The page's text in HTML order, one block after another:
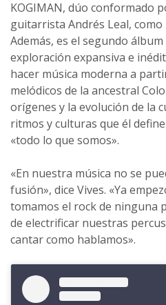
KOGIMAN, dúo conformado
guitarrista Andrés Leal,
Además, es el segundo álbum
exploración expansiva e
hacer música moderna a
melódicos de la ancestral
orígenes y la evolución de la
ritmos y culturas que él
«todo lo que somos».
«En nuestra música no se
fusión», dice Vives. «Ya
tomamos el rock de ninguna
de electrificar nuestras
cantar como hablamos».